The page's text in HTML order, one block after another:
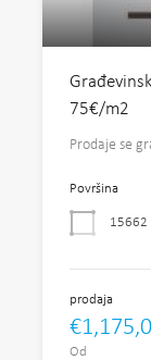
75€/m2
Prodaje se
Površina
15662
prodaja
Od